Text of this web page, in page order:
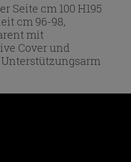
Seite cm 100 H195
cm 96-98,
mit
Cover und